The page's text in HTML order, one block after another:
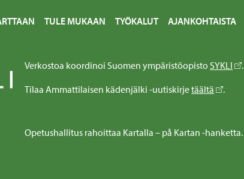
TULE MUKAAN TYÖKALUT AJANKOHTAISTA
Verkostoa koordinoi Suomen ympäristöopisto SYKLI
.
Tilaa Ammattilaisen kädenjälki -uutiskirjetäältä .
Opetushallitus rahoittaa Kartalla – på Kartan -hanketta.